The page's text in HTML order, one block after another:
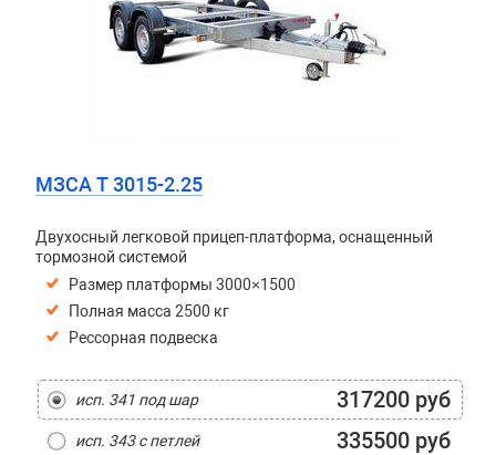
МЗСА T 3015-2.25
Двухосный легковой прицеп-платформа, оснащенный
тормозной системой
Размер платформы 3000×1500
Полная масса 2500 кг
Рессорная подвеска
исп. 341 под шар 317200 руб
исп. 343 с петлей 335500 руб